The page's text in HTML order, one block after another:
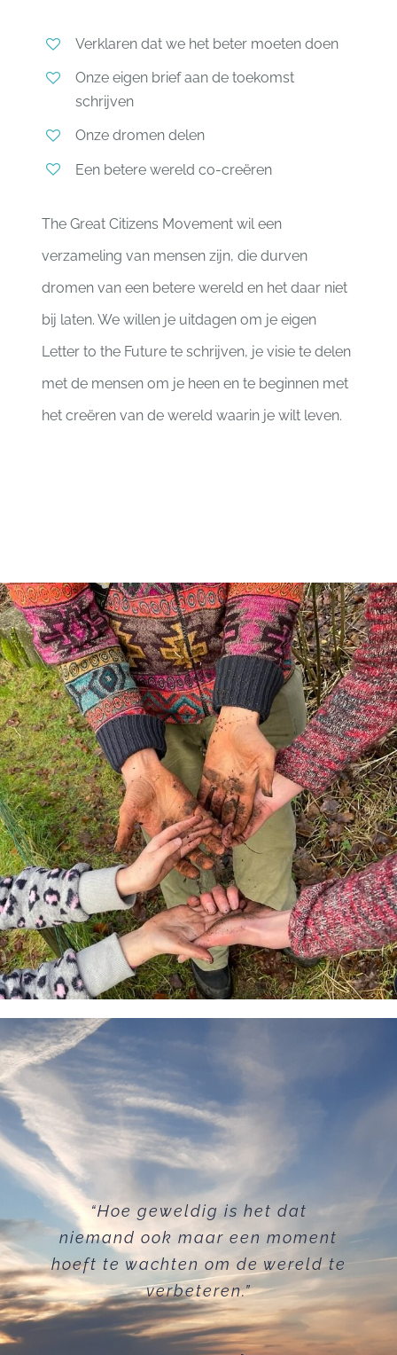
Verklaren dat we het beter moeten doen
Onze eigen brief aan de toekomst
schrijven
Onze dromen delen
Een betere wereld co-creëren
The Great Citizens Movement wil een
verzameling van mensen zijn, die durven
dromen van een betere wereld en het daar niet
bij laten. We willen je uitdagen om je eigen
Letter to the Future te schrijven, je visie te delen
met de mensen om je heen en te beginnen met
het creëren van de wereld waarin je wilt leven.
“Hoe geweldig is het dat
niemand ook maar een moment
hoeft te wachten om de wereld te
verbeteren.”